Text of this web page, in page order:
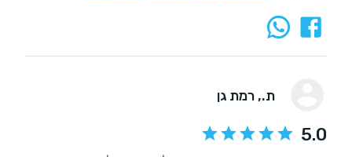
ת., רמת גן
5.0